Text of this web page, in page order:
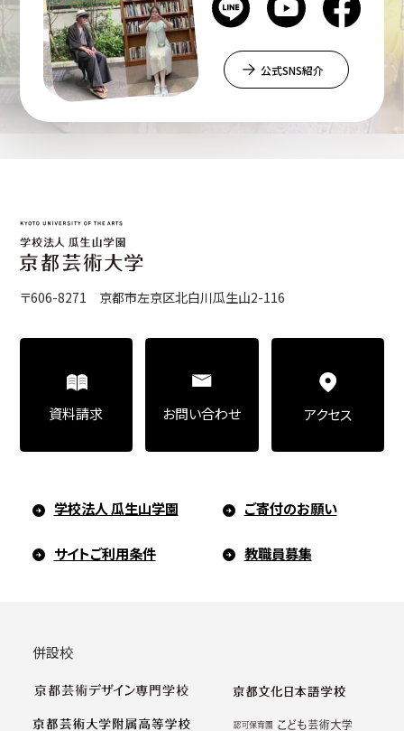
公式SNS紹介
〒606-8271 京都市左京区北白川瓜生山2-116
学校法人 瓜生山学園 ご寄付のお願い
サイトご利用条件 教職員募集
資料請求 お問い合わせ アクセス
併設校